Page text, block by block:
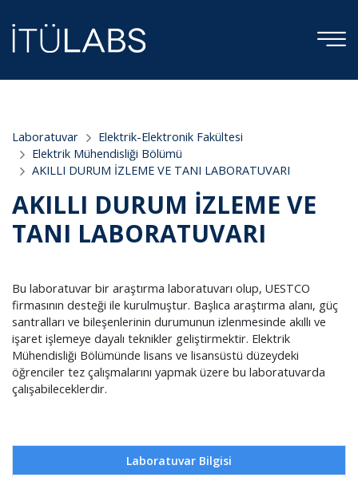
Laboratuvar
Elektrik-Elektronik Fakültesi
Elektrik Mühendisliği Bölümü
AKILLI DURUM İZLEME VE TANI LABORATUVARI
AKILLI DURUM İZLEME VE
TANI LABORATUVARI
Bu laboratuvar bir araştırma laboratuvarı olup, UESTCO
firmasının desteği ile kurulmuştur. Başlıca araştırma alanı, güç
santralları ve bileşenlerinin durumunun izlenmesinde akıllı ve
işaret işlemeye dayalı teknikler geliştirmektir. Elektrik
Mühendisliği Bölümünde lisans ve lisansüstü düzeydeki
öğrenciler tez çalışmalarını yapmak üzere bu laboratuvarda
çalışabileceklerdir.
Laboratuvar Bilgisi